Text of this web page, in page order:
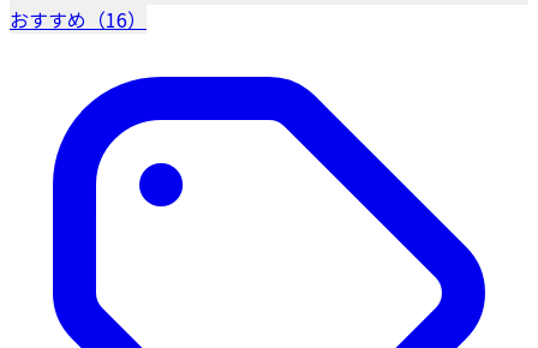
おすすめ（16）